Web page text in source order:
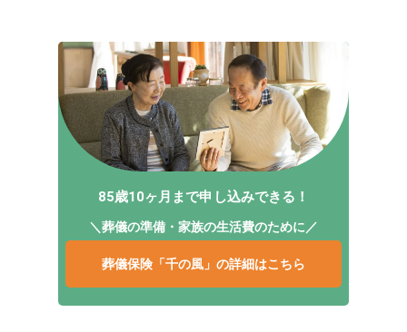
85歳10ヶ月まで申し込みできる！
＼葬儀の準備・家族の生活費のために／
葬儀保険「千の風」の詳細はこちら